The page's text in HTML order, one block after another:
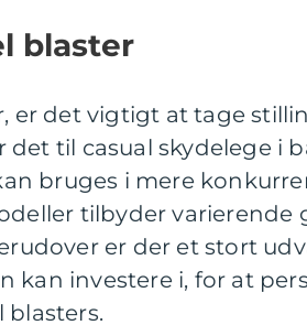
blaster
er det vigtigt at tage
til casual skydelege i
bruges i mere
tilbyder varierende
er der et stort
kan investere i, for at
blasters.